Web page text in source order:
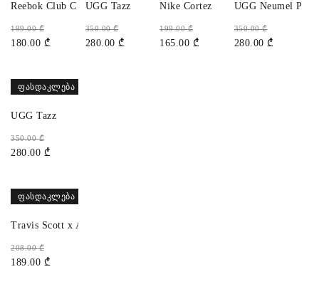
Reebok Club C  Grounds
199.00₾
180.00 ₾
UGG Tazz
350.00₾
280.00 ₾
Nike Cortez
199.00₾
165.00 ₾
UGG Neumel
350.00₾
280.00 ₾
ᲤᲐᲡᲓᲐᲙᲚᲔᲑᲐ
UGG Tazz
350.00₾
280.00 ₾
ᲤᲐᲡᲓᲐᲙᲚᲔᲑᲐ
Travis Scott x Air Jordan 1 Low OG
208.00₾
189.00 ₾